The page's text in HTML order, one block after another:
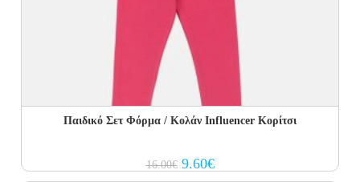
Παιδικό Σετ Φόρμα / Κολάν Influencer Κορίτσι
16.00€ Original
price
9.60€Current
price